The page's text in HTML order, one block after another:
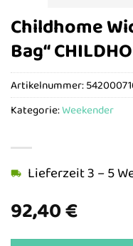
Childhome
Bag“
92,40€
Lieferzeit 3 – 5
Artikelnummer:
Kategorie:Weekender